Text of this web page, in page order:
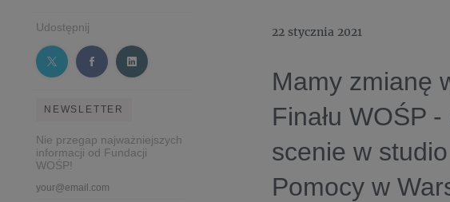
Udostępnij
NEWSLETTER
Nie przegap najważniejszych
informacji od Fundacji
WOŚP!
22 stycznia 2021
Mamy zmianę
Finału WOŚP
scenie w
Pomocy w